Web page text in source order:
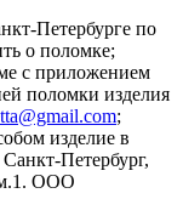
Петербурге по
о поломке;
с приложением
поломки изделия
;
изделие в
Петербург,
ООО